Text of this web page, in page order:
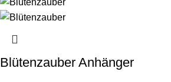
Blütenzauber Anhänger